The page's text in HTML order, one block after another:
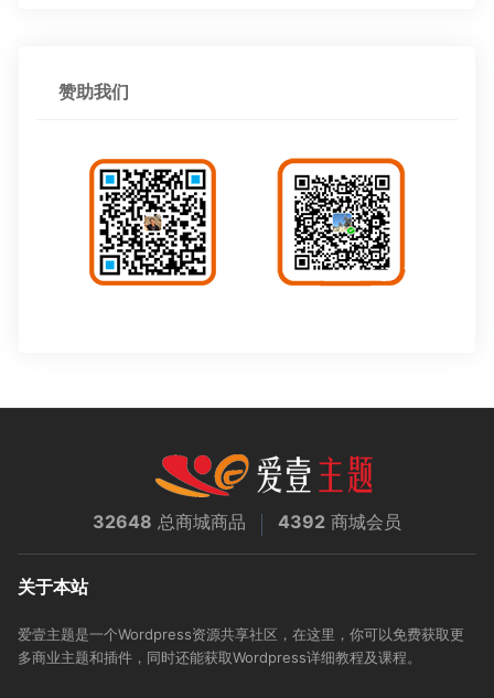
赞助我们
32648 总商城商品 4392 商城会员
关于本站
爱壹主题是一个Wordpress资源共享社区，在这里，你可以免费获取更
多商业主题和插件，同时还能获取Wordpress详细教程及课程。